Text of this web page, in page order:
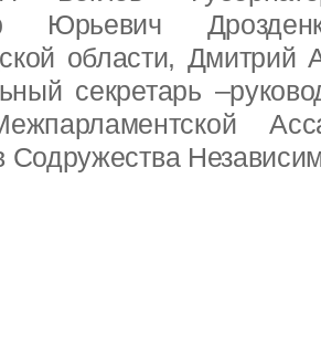
Юрьевич
области, Дмитрий
секретарь
Содружества